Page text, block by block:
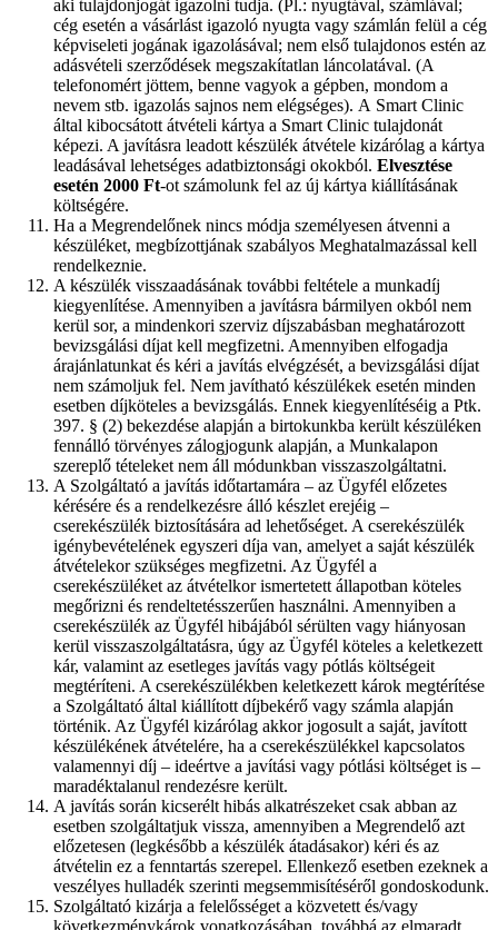
aki tulajdonjogát igazolni tudja. (Pl.: nyugtával, számlával;
cég esetén a vásárlást igazoló nyugta vagy számlán felül a cég
képviseleti jogának igazolásával; nem első tulajdonos estén az
adásvételi szerződések megszakítatlan láncolatával. (A
telefonomért jöttem, benne vagyok a gépben, mondom a
nevem stb. igazolás sajnos nem elégséges). A Smart Clinic
által kibocsátott átvételi kártya a Smart Clinic tulajdonát
képezi. A javításra leadott készülék átvétele kizárólag a kártya
leadásával lehetséges adatbiztonsági okokból. Elvesztése
esetén 2000 Ft-ot számolunk fel az új kártya kiállításának
költségére.
Ha a Megrendelőnek nincs módja személyesen átvenni a
készüléket, megbízottjának szabályos Meghatalmazással kell
rendelkeznie.
A készülék visszaadásának további feltétele a munkadíj
kiegyenlítése. Amennyiben a javításra bármilyen okból nem
kerül sor, a mindenkori szerviz díjszabásban meghatározott
bevizsgálási díjat kell megfizetni. Amennyiben elfogadja
árajánlatunkat és kéri a javítás elvégzését, a bevizsgálási díjat
nem számoljuk fel. Nem javítható készülékek esetén minden
esetben díjköteles a bevizsgálás. Ennek kiegyenlítéséig a Ptk.
397. § (2) bekezdése alapján a birtokunkba került készüléken
fennálló törvényes zálogjogunk alapján, a Munkalapon
szereplő tételeket nem áll módunkban visszaszolgáltatni.
A Szolgáltató a javítás időtartamára – az Ügyfél előzetes
kérésére és a rendelkezésre álló készlet erejéig –
cserekészülék biztosítására ad lehetőséget. A cserekészülék
igénybevételének egyszeri díja van, amelyet a saját készülék
átvételekor szükséges megfizetni. Az Ügyfél a
cserekészüléket az átvételkor ismertetett állapotban köteles
megőrizni és rendeltetésszerűen használni. Amennyiben a
cserekészülék az Ügyfél hibájából sérülten vagy hiányosan
kerül visszaszolgáltatásra, úgy az Ügyfél köteles a keletkezett
kár, valamint az esetleges javítás vagy pótlás költségeit
megtéríteni. A cserekészülékben keletkezett károk megtérítése
a Szolgáltató által kiállított díjbekérő vagy számla alapján
történik. Az Ügyfél kizárólag akkor jogosult a saját, javított
készülékének átvételére, ha a cserekészülékkel kapcsolatos
valamennyi díj – ideértve a javítási vagy pótlási költséget is –
maradéktalanul rendezésre került.
A javítás során kicserélt hibás alkatrészeket csak abban az
esetben szolgáltatjuk vissza, amennyiben a Megrendelő azt
előzetesen (legkésőbb a készülék átadásakor) kéri és az
átvételin ez a fenntartás szerepel. Ellenkező esetben ezeknek a
veszélyes hulladék szerinti megsemmisítéséről gondoskodunk.
Szolgáltató kizárja a felelősséget a közvetett és/vagy